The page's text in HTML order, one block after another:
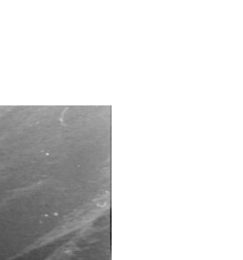
Mapy,